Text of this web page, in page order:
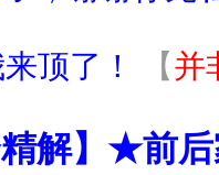
顶了！ 【并
精解】★前